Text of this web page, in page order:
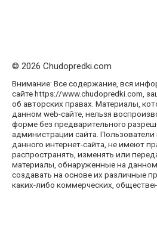
© 2026 Chudopredki.com
Внимание: Все содержание, вся
сайте https://www.chudopredki.com,
об авторских правах. Материалы,
данном web-сайте, нельзя
форме без предварительного
администрации сайта. Пользователи
данного интернет-сайта, не имеют
распространять, изменять или
материалы, обнаруженные на данном
создавать на основе их различные
каких-либо коммерческих,